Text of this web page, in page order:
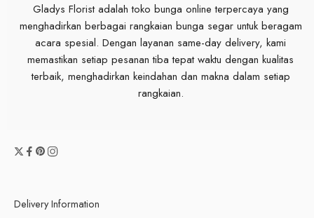
Gladys Florist adalah toko bunga online terpercaya yang
menghadirkan berbagai rangkaian bunga segar untuk beragam
acara spesial. Dengan layanan same-day delivery, kami
memastikan setiap pesanan tiba tepat waktu dengan kualitas
terbaik, menghadirkan keindahan dan makna dalam setiap
rangkaian.
Delivery Information